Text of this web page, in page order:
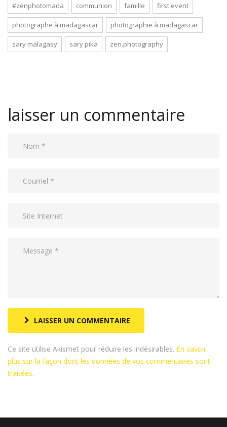
#zenphotomada communion famille first event
photographe à madagascar photographie à madagascar
sary malagasy sary pika zen.photography
laisser un commentaire
LAISSER UN COMMENTAIRE
Ce site utilise Akismet pour réduire les indésirables. En savoir
plus sur la façon dont les données de vos commentaires sont
traitées.